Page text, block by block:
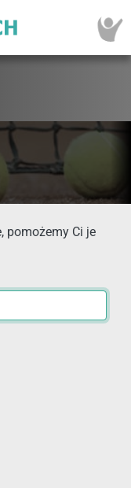
pomożemy Ci je